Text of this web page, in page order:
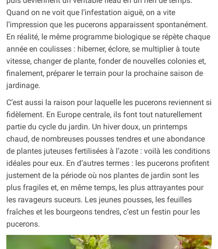
Quand on ne voit que l’infestation aiguë, on a vite
l’impression que les pucerons apparaissent spontanément.
En réalité, le même programme biologique se répète chaque
année en coulisses : hiberner, éclore, se multiplier à toute
vitesse, changer de plante, fonder de nouvelles colonies et,
finalement, préparer le terrain pour la prochaine saison de
jardinage.
C’est aussi la raison pour laquelle les pucerons reviennent si
fidèlement. En Europe centrale, ils font tout naturellement
partie du cycle du jardin. Un hiver doux, un printemps
chaud, de nombreuses pousses tendres et une abondance
de plantes juteuses fertilisées à l’azote : voilà les conditions
idéales pour eux. En d’autres termes : les pucerons profitent
justement de la période où nos plantes de jardin sont les
plus fragiles et, en même temps, les plus attrayantes pour
les ravageurs suceurs. Les jeunes pousses, les feuilles
fraîches et les bourgeons tendres, c’est un festin pour les
pucerons.